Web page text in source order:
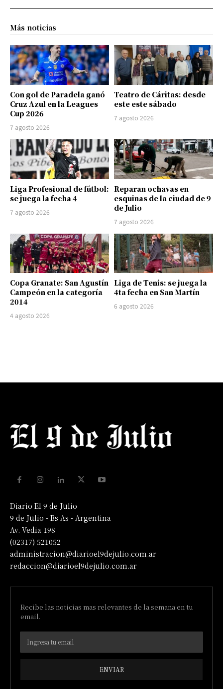
Más noticias
Con gol de Paradela ganó
Cruz Azul en la Leagues
Cup 2026
7 agosto 2026
Teatro de Cáritas: desde
este este sábado
7 agosto 2026
Liga Profesional de fútbol:
se juega la fecha 4
7 agosto 2026
Reparan ochavas en
esquinas de la ciudad de 9
de Julio
7 agosto 2026
Copa Granate: San Agustín
Campeón en la categoría
2014
4 agosto 2026
Liga de Tenis: se juega la
4ta fecha en San Martín
6 agosto 2026
Diario El 9 de Julio
9 de Julio - Bs As - Argentina
Av. Vedia 198
(02317) 521052
administracion@diarioel9dejulio.com.ar
redaccion@diarioel9dejulio.com.ar
Recibe las noticias mas relevantes de la semana en tu
email.
ENVIAR